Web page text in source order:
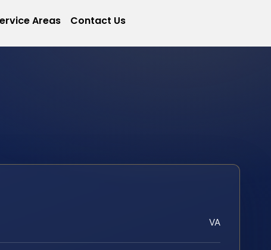
Areas Contact Us
VA